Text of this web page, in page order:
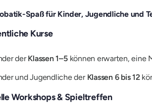
Spaß für Kinder, Jugendliche und
Kurse
derKlassen 1–5können erwarten, eine
und Jugendliche der Klassen 6 bis 12
Workshops & Spieltreffen